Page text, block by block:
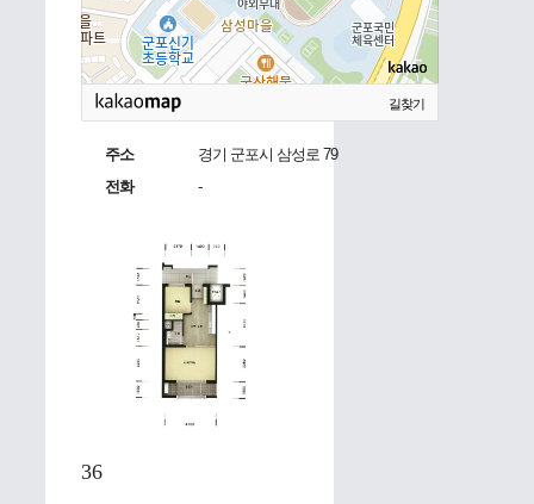
길찾기
주소
경기 군포시 삼성로 79
전화
-
36